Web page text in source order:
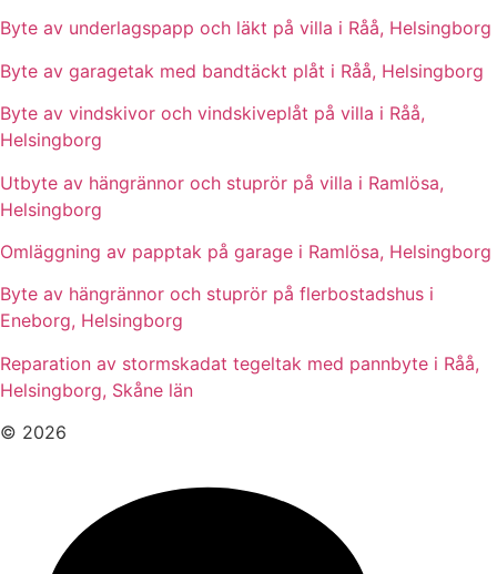
Byte av underlagspapp och läkt på villa i Råå, Helsingborg
Byte av garagetak med bandtäckt plåt i Råå, Helsingborg
Byte av vindskivor och vindskiveplåt på villa i Råå,
Helsingborg
Utbyte av hängrännor och stuprör på villa i Ramlösa,
Helsingborg
Omläggning av papptak på garage i Ramlösa, Helsingborg
Byte av hängrännor och stuprör på flerbostadshus i
Eneborg, Helsingborg
Reparation av stormskadat tegeltak med pannbyte i Råå,
Helsingborg, Skåne län
© 2026